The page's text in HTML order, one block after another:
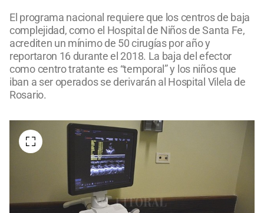
El programa nacional requiere que los centros de baja
complejidad, como el Hospital de Niños de Santa Fe,
acrediten un mínimo de 50 cirugías por año y
reportaron 16 durante el 2018. La baja del efector
como centro tratante es “temporal” y los niños que
iban a ser operados se derivarán al Hospital Vilela de
Rosario.